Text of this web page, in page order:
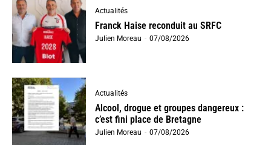
Actualités
Franck Haise reconduit au SRFC
Julien Moreau - 07/08/2026
Actualités
Alcool, drogue et groupes dangereux :
c’est fini place de Bretagne
Julien Moreau - 07/08/2026